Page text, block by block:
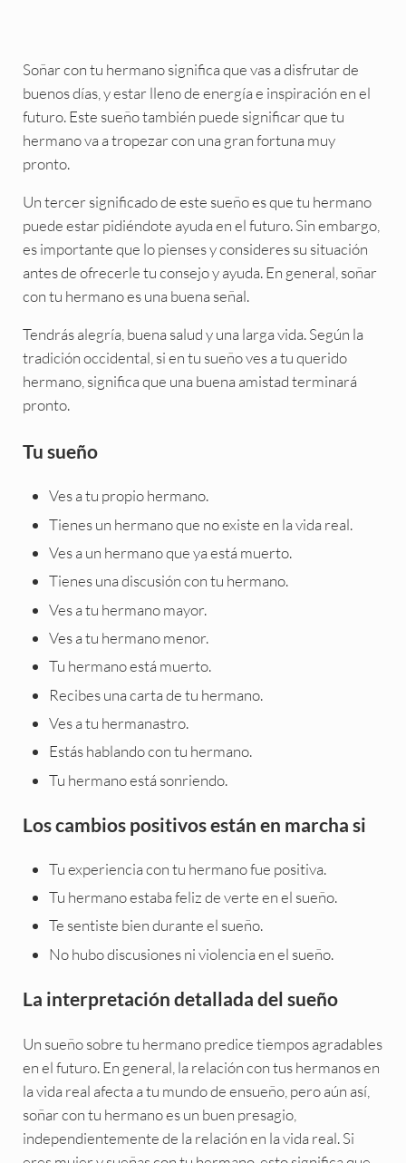
Soñar con tu hermano significa que vas a disfrutar de
buenos días, y estar lleno de energía e inspiración en el
futuro. Este sueño también puede significar que tu
hermano va a tropezar con una gran fortuna muy
pronto.
Un tercer significado de este sueño es que tu hermano
puede estar pidiéndote ayuda en el futuro. Sin embargo,
es importante que lo pienses y consideres su situación
antes de ofrecerle tu consejo y ayuda. En general, soñar
con tu hermano es una buena señal.
Tendrás alegría, buena salud y una larga vida. Según la
tradición occidental, si en tu sueño ves a tu querido
hermano, significa que una buena amistad terminará
pronto.
Tu sueño
Ves a tu propio hermano.
Tienes un hermano que no existe en la vida real.
Ves a un hermano que ya está muerto.
Tienes una discusión con tu hermano.
Ves a tu hermano mayor.
Ves a tu hermano menor.
Tu hermano está muerto.
Recibes una carta de tu hermano.
Ves a tu hermanastro.
Estás hablando con tu hermano.
Tu hermano está sonriendo.
Los cambios positivos están en marcha si
Tu experiencia con tu hermano fue positiva.
Tu hermano estaba feliz de verte en el sueño.
Te sentiste bien durante el sueño.
No hubo discusiones ni violencia en el sueño.
La interpretación detallada del sueño
Un sueño sobre tu hermano predice tiempos agradables
en el futuro. En general, la relación con tus hermanos en
la vida real afecta a tu mundo de ensueño, pero aún así,
soñar con tu hermano es un buen presagio,
independientemente de la relación en la vida real. Si